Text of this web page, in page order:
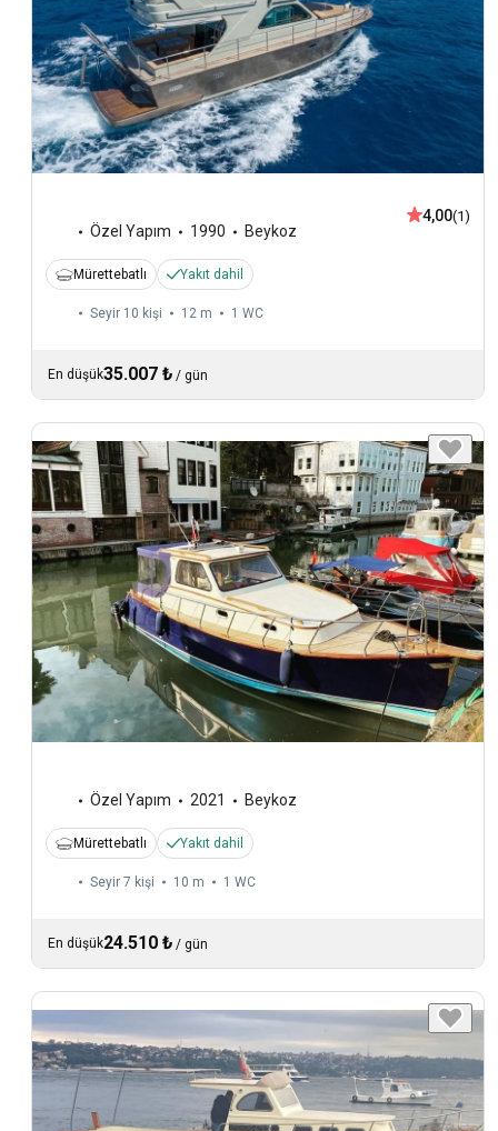
Özel Yapım 1990 Beykoz
4,00(1)
Mürettebatlı Yakıt dahil
Seyir 10 kişi 12 m 1 WC
En düşük35.007 ₺ / gün
Özel Yapım 2021 Beykoz
Mürettebatlı Yakıt dahil
Seyir 7 kişi 10 m 1 WC
En düşük24.510 ₺ / gün